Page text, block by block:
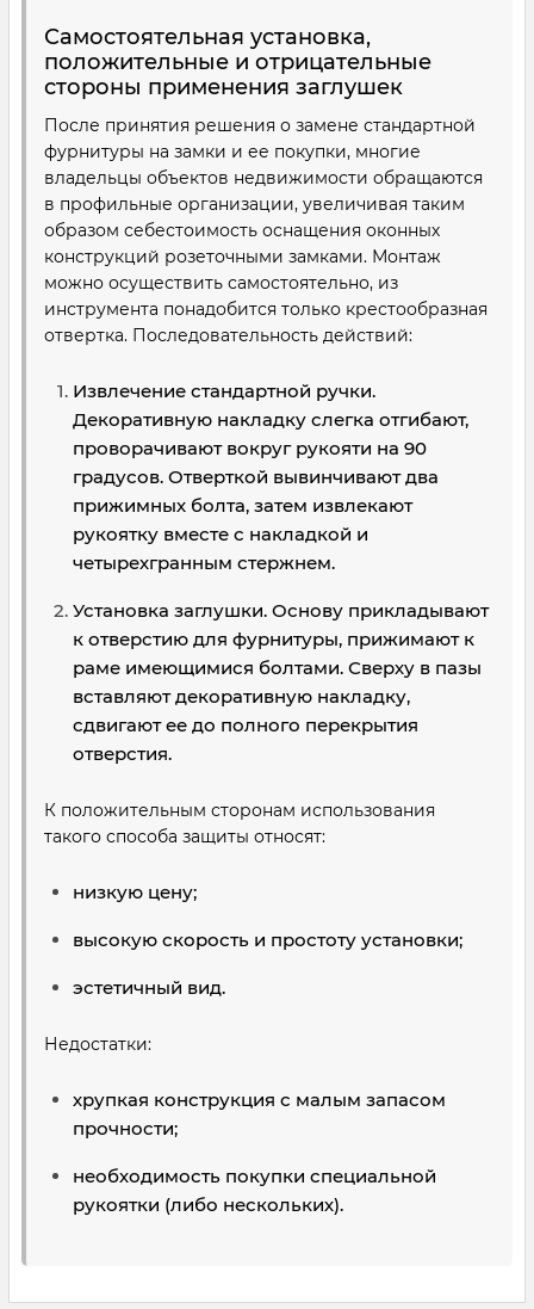
Самостоятельная установка,
положительные и отрицательные
стороны применения заглушек
После принятия решения о замене стандартной
фурнитуры на замки и ее покупки, многие
владельцы объектов недвижимости обращаются
в профильные организации, увеличивая таким
образом себестоимость оснащения оконных
конструкций розеточными замками. Монтаж
можно осуществить самостоятельно, из
инструмента понадобится только крестообразная
отвертка. Последовательность действий:
Извлечение стандартной ручки.
Декоративную накладку слегка отгибают,
проворачивают вокруг рукояти на 90
градусов. Отверткой вывинчивают два
прижимных болта, затем извлекают
рукоятку вместе с накладкой и
четырехгранным стержнем.
Установка заглушки. Основу прикладывают
к отверстию для фурнитуры, прижимают к
раме имеющимися болтами. Сверху в пазы
вставляют декоративную накладку,
сдвигают ее до полного перекрытия
отверстия.
К положительным сторонам использования
такого способа защиты относят:
низкую цену;
высокую скорость и простоту установки;
эстетичный вид.
Недостатки:
хрупкая конструкция с малым запасом
прочности;
необходимость покупки специальной
рукоятки (либо нескольких).